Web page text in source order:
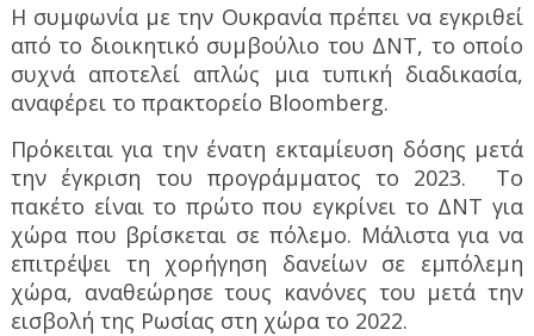
Η συμφωνία με την Ουκρανία πρέπει να εγκριθεί
από το διοικητικό συμβούλιο του ΔΝΤ, το οποίο
συχνά αποτελεί απλώς μια τυπική διαδικασία,
αναφέρει το πρακτορείο Bloomberg.
Πρόκειται για την ένατη εκταμίευση δόσης μετά
την έγκριση του προγράμματος το 2023.
Το
πακέτο είναι το πρώτο που εγκρίνει το ΔΝΤ για
χώρα που βρίσκεται σε πόλεμο. Μάλιστα για να
επιτρέψει τη χορήγηση δανείων σε εμπόλεμη
χώρα, αναθεώρησε τους κανόνες του μετά την
εισβολή της Ρωσίας στη χώρα το 2022.